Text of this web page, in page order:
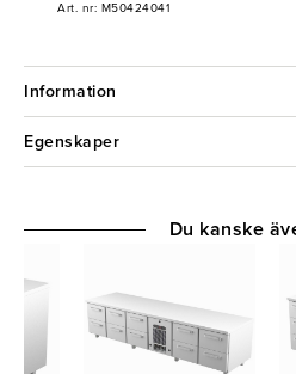
Art. nr: M50424041
Information
Egenskaper
Du kanske